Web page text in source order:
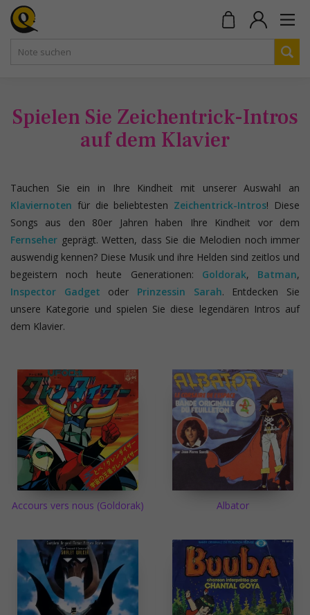
Spielen Sie Zeichentrick-Intros
auf dem Klavier
Tauchen Sie ein in Ihre Kindheit mit unserer Auswahl an
Klaviernoten für die beliebtesten Zeichentrick-Intros! Diese
Songs aus den 80er Jahren haben Ihre Kindheit vor dem
Fernseher geprägt. Wetten, dass Sie die Melodien noch immer
auswendig kennen? Diese Musik und ihre Helden sind zeitlos und
begeistern noch heute Generationen: Goldorak, Batman,
Inspector Gadget oder Prinzessin Sarah. Entdecken Sie
unsere Kategorie und spielen Sie diese legendären Intros auf
dem Klavier.
Accours vers nous (Goldorak) Albator